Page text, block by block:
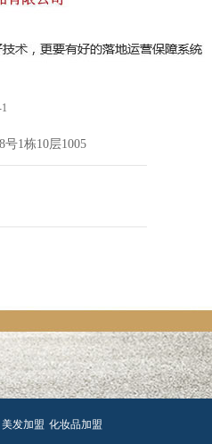
1栋10层1005
美发加盟 化妆品加盟